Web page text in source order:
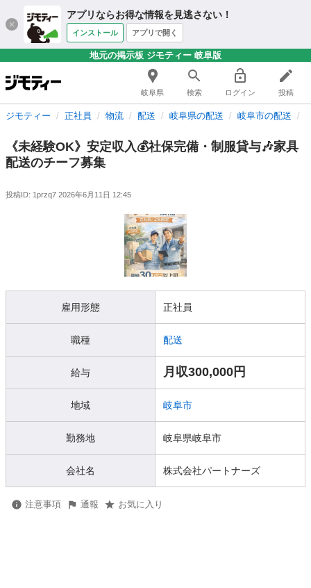
アプリならお得な情報を見逃さない！
インストール アプリで開く
地元の掲示板 ジモティー 岐阜版
岐阜県 検索 ログイン 投稿
ジモティー 正社員 物流 配送 岐阜県の配送 岐阜市の配送
《未経験OK》安定収入💰社保完備・制服貸与🎶家具
配送のチーフ募集
投稿ID: 1przq7 2026年6月11日 12:45
雇用形態 正社員
職種 配送
給与 月収300,000円
地域 岐阜市
勤務地 岐阜県岐阜市
会社名 株式会社パートナーズ
注意事項 通報 お気に入り